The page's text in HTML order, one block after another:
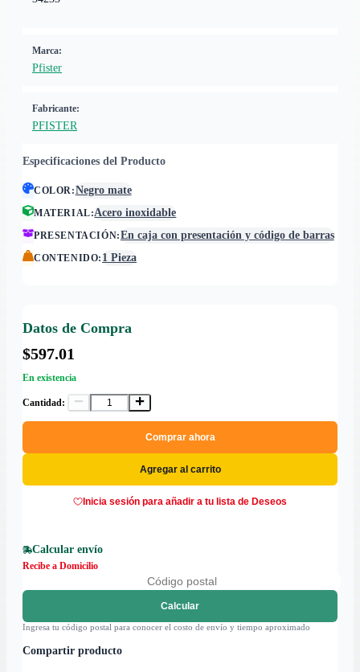
Marca:
Pfister
Fabricante:
PFISTER
Especificaciones del Producto
COLOR:Negro mate
MATERIAL:Acero inoxidable
PRESENTACIÓN:En caja con presentación y código de barras
CONTENIDO: 1 Pieza
Datos de Compra
$597.01
En existencia
Cantidad:
Comprar ahora
Agregar al carrito
Inicia sesión para añadir a tu lista de Deseos
Calcular envío
Recibe a Domicilio
Calcular
Ingresa tu código postal para conocer el costo de envío y tiempo aproximado
Compartir producto